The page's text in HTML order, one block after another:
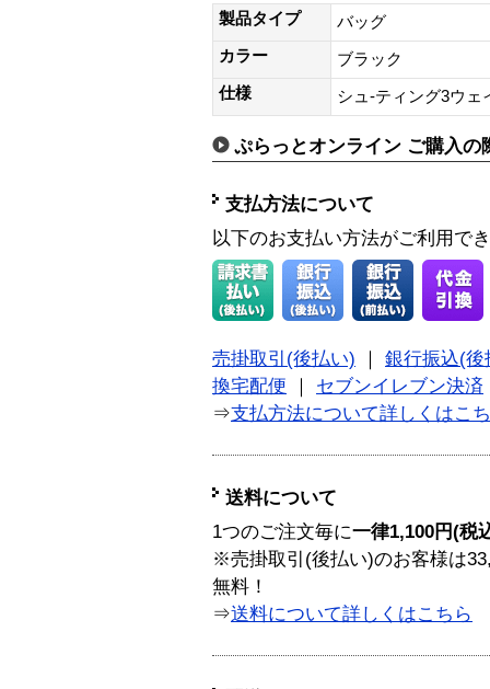
製品タイプ
バッグ
カラー
ブラック
仕様
シュ-ティング3ウェ
ぷらっとオンライン ご購入の
支払方法について
以下のお支払い方法がご利用で
売掛取引(後払い)
銀行振込(後
換宅配便
セブンイレブン決済
⇒支払方法について詳しくはこ
送料について
1つのご注文毎に一律1,100円(税
※売掛取引(後払い)のお客様は
無料！
⇒送料について詳しくはこちら